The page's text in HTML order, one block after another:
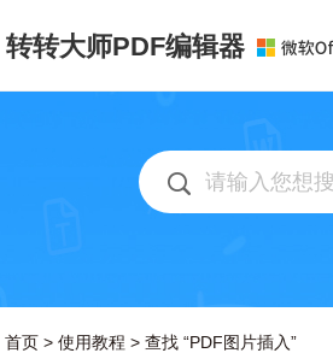
转转大师PDF编辑器
首页 > 使用教程 > 查找 “PDF图片插入”